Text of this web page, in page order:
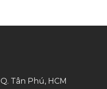
Tân Phú, HCM